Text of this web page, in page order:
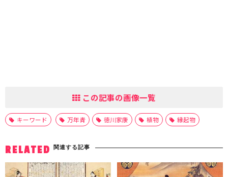
この記事の画像一覧
キーワード 万年青 徳川家康 植物 縁起物
RELATED 関連する記事